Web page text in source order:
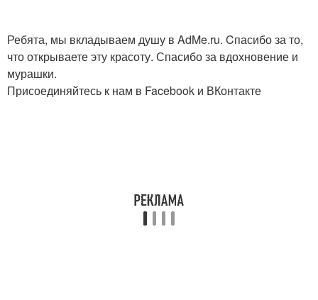
Ребята, мы вкладываем душу в AdMe.ru. Cпасибо за то,
что открываете эту красоту. Спасибо за вдохновение и
мурашки.
Присоединяйтесь к нам в Facebook и ВКонтакте